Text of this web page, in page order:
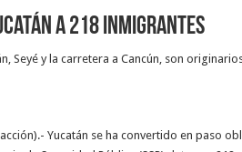
a 218 inmigrantes
Seyé y la carretera a Cancún, son
Yucatán se ha convertido en paso